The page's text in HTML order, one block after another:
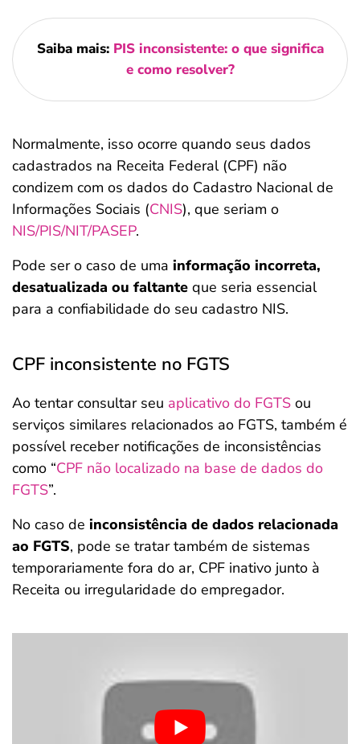
Saiba mais: PIS inconsistente: o que significa
e como resolver?
Normalmente, isso ocorre quando seus dados
cadastrados na Receita Federal (CPF) não
condizem com os dados do Cadastro Nacional de
Informações Sociais (CNIS), que seriam o
NIS/PIS/NIT/PASEP.
Pode ser o caso de uma informação incorreta,
desatualizada ou faltante que seria essencial
para a confiabilidade do seu cadastro NIS.
CPF inconsistente no FGTS
Ao tentar consultar seu aplicativo do FGTS ou
serviços similares relacionados ao FGTS, também é
possível receber notificações de inconsistências
como “CPF não localizado na base de dados do
FGTS”.
No caso de inconsistência de dados relacionada
ao FGTS, pode se tratar também de sistemas
temporariamente fora do ar, CPF inativo junto à
Receita ou irregularidade do empregador.